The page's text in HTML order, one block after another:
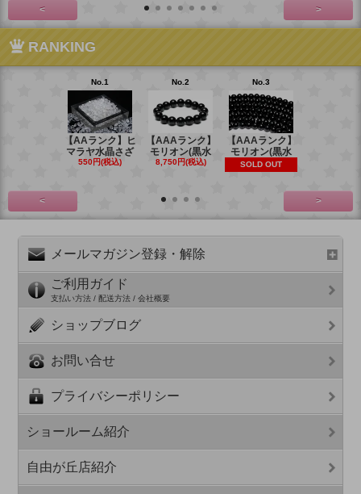
< >
RANKING
No.1
【AAランク】ヒ
マラヤ水晶さざ
550円(税込)
No.2
【AAAランク】
モリオン(黒水
8,750円(税込)
No.3
【AAAランク】
モリオン(黒水
SOLD OUT
< >
メールマガジン登録・解除
ご利用ガイド
支払い方法 / 配送方法 / 会社概要
ショップブログ
お問い合せ
プライバシーポリシー
ショールーム紹介
自由が丘店紹介